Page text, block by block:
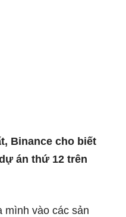
Binance cho biết
án thứ 12 trên
mình vào các sản